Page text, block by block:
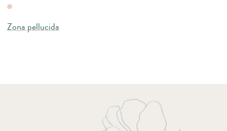
Zona pellucida